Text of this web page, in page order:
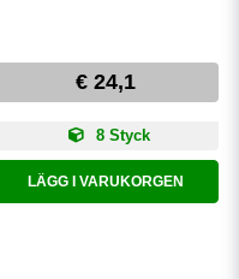
€ 24,1
8 Styck
LÄGG I VARUKORGEN